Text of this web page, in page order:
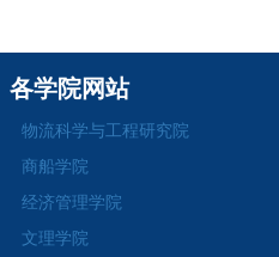
各学院网站
物流科学与工程研究院
商船学院
经济管理学院
文理学院